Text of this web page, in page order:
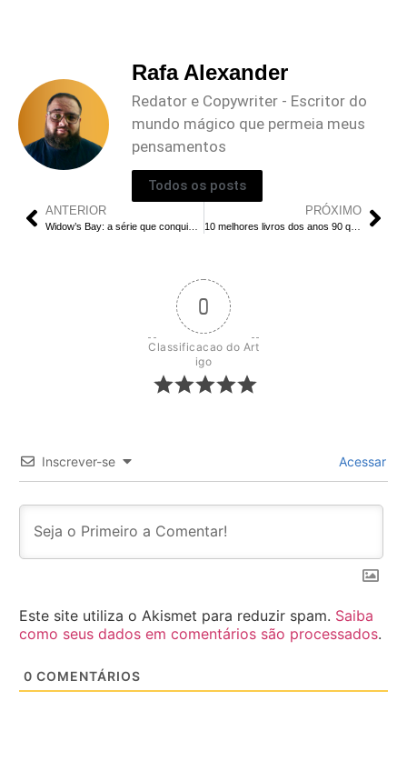
Rafa Alexander
Redator e Copywriter - Escritor do
mundo mágico que permeia meus
pensamentos
Todos os posts
ANTERIOR PRÓXIMO
10 melhores livros dos anos 90 que marcaram a literatura
0
Classificacao do Art
igo
Inscrever-se Acessar
Este site utiliza o Akismet para reduzir spam. Saiba
como seus dados em comentários são processados.
0 COMENTÁRIOS